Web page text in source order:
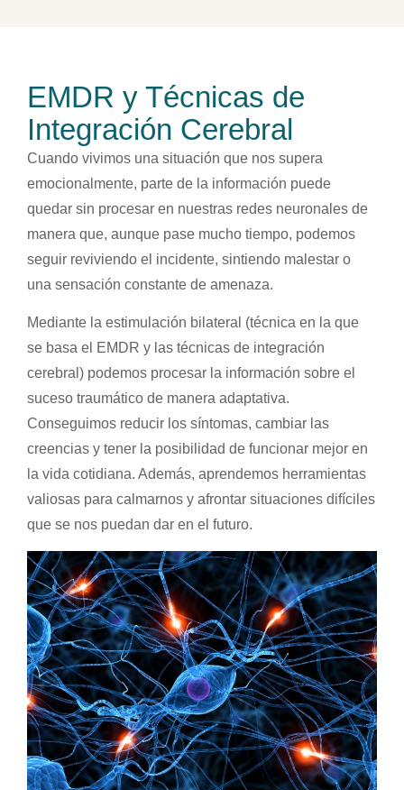
EMDR y Técnicas de
Integración Cerebral
Cuando vivimos una situación que nos supera
emocionalmente, parte de la información puede
quedar sin procesar en nuestras redes neuronales de
manera que, aunque pase mucho tiempo, podemos
seguir reviviendo el incidente, sintiendo malestar o
una sensación constante de amenaza.
Mediante la estimulación bilateral (técnica en la que
se basa el EMDR y las técnicas de integración
cerebral) podemos procesar la información sobre el
suceso traumático de manera adaptativa.
Conseguimos reducir los síntomas, cambiar las
creencias y tener la posibilidad de funcionar mejor en
la vida cotidiana. Además, aprendemos herramientas
valiosas para calmarnos y afrontar situaciones difíciles
que se nos puedan dar en el futuro.